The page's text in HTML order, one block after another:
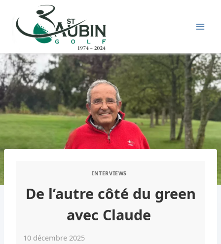
contenu
INTERVIEWS
De l’autre côté du green
avec Claude
10 décembre 2025